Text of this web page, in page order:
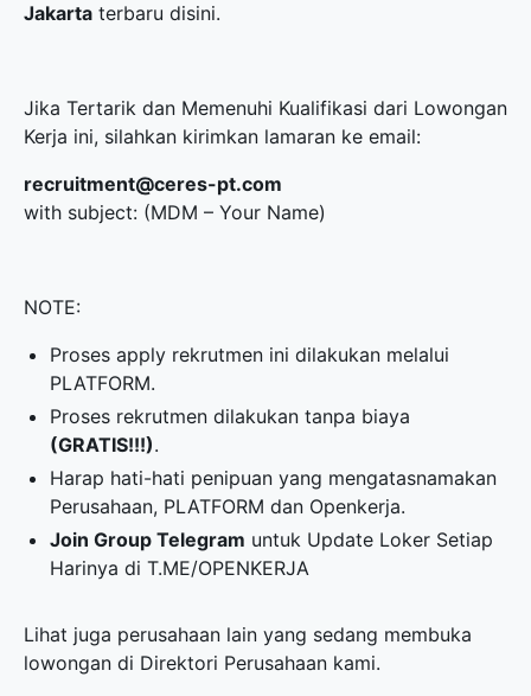
Jakarta terbaru disini.
Jika Tertarik dan Memenuhi Kualifikasi dari Lowongan
Kerja ini, silahkan kirimkan lamaran ke email:
recruitment@ceres-pt.com
with subject: (MDM – Your Name)
NOTE:
Proses apply rekrutmen ini dilakukan melalui
PLATFORM.
Proses rekrutmen dilakukan tanpa biaya
(GRATIS!!!).
Harap hati-hati penipuan yang mengatasnamakan
Perusahaan, PLATFORM dan Openkerja.
Join Group Telegram untuk Update Loker Setiap
Harinya diT.ME/OPENKERJA
Lihat juga perusahaan lain yang sedang membuka
lowongan di Direktori Perusahaan kami.